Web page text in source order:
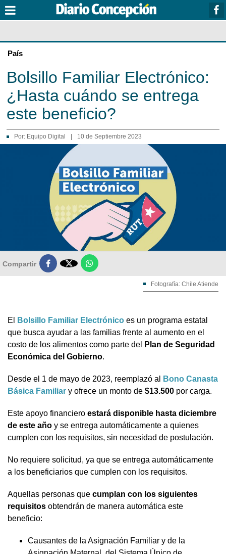
País
Bolsillo Familiar Electrónico:
¿Hasta cuándo se entrega
este beneficio?
Por: Equipo Digital 10 de Septiembre 2023
Compartir 
Fotografía: Chile Atiende
El Bolsillo Familiar Electrónico es un programa estatal
que busca ayudar a las familias frente al aumento en el
costo de los alimentos como parte del
Plan de Seguridad
Económica del Gobierno.
Desde el 1 de mayo de 2023, reemplazó al
Bono Canasta
Básica Familiar y ofrece un monto de $13.500 por carga.
Este apoyo financiero estará disponible hasta diciembre
de este año y se entrega automáticamente a quienes
cumplen con los requisitos, sin necesidad de postulación.
No requiere solicitud, ya que se entrega automáticamente
a los beneficiarios que cumplen con los requisitos.
Aquellas personas que cumplan con los siguientes
requisitos obtendrán de manera automática este
beneficio:
Causantes de la Asignación Familiar y de la